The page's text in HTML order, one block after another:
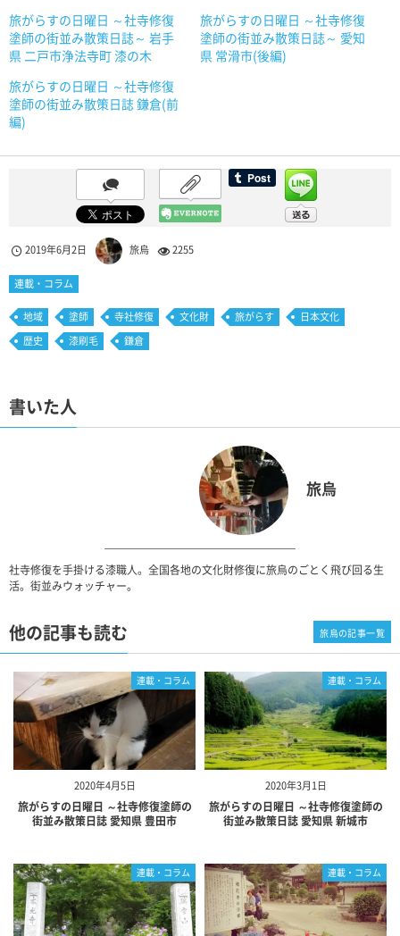
旅がらすの日曜日 ～社寺修復
塗師の街並み散策日誌～ 岩手
県 二戸市浄法寺町 漆の木
旅がらすの日曜日 ～社寺修復
塗師の街並み散策日誌～ 愛知
県 常滑市(後編)
旅がらすの日曜日 ～社寺修復
塗師の街並み散策日誌 鎌倉(前
編)
2019年6月2日 旅烏 2255
連載・コラム
地域 塗師 寺社修復 文化財 旅がらす
日本文化
歴史
漆刷毛 鎌倉
書いた人
旅烏
社寺修復を手掛ける漆職人。全国各地の文化財修復に旅烏のごとく飛び回る生
活。街並みウォッチャー。
他の記事も読む
2020年4月5日
連載・コラム
旅がらすの日曜日 ～社寺修復塗師の
街並み散策日誌 愛知県 豊田市
2020年3月1日
連載・コラム
旅がらすの日曜日 ～社寺修復塗師の
街並み散策日誌 愛知県 新城市
連載・コラム 連載・コラム
旅烏の記事一覧